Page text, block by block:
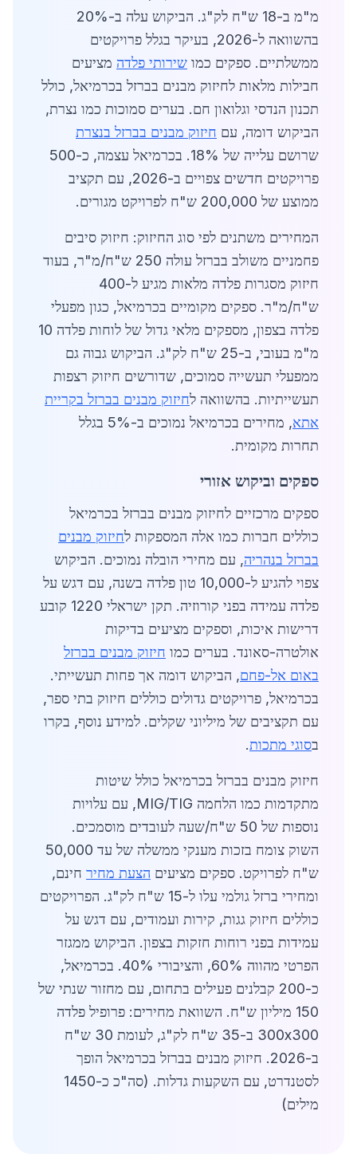
מ"מ ב-18 ש"ח לק"ג. הביקוש עלה ב-20%
בהשוואה ל-2026, בעיקר בגלל פרויקטים
ממשלתיים. ספקים כמו שירותי פלדה מציעים
חבילות מלאות לחיזוק מבנים בברזל בכרמיאל, כולל
תכנון הנדסי וגלואון חם. בערים סמוכות כמו נצרת,
הביקוש דומה, עם חיזוק מבנים בברזל בנצרת
שרושם עלייה של 18%. בכרמיאל עצמה, כ-500
פרויקטים חדשים צפויים ב-2026, עם תקציב
ממוצע של 200,000 ש"ח לפרויקט מגורים.
המחירים משתנים לפי סוג החיזוק: חיזוק סיבים
פחמניים משולב בברזל עולה 250 ש"ח/מ"ר, בעוד
חיזוק מסגרות פלדה מלאות מגיע ל-400
ש"ח/מ"ר. ספקים מקומיים בכרמיאל, כגון מפעלי
פלדה בצפון, מספקים מלאי גדול של לוחות פלדה 10
מ"מ בעובי, ב-25 ש"ח לק"ג. הביקוש גבוה גם
ממפעלי תעשייה סמוכים, שדורשים חיזוק רצפות
תעשייתיות. בהשוואה לחיזוק מבנים בברזל בקריית
אתא
, מחירים בכרמיאל נמוכים ב-5% בגלל
תחרות מקומית.
ספקים וביקוש אזורי
ספקים מרכזיים לחיזוק מבנים בברזל בכרמיאל
כוללים חברות כמו אלה המספקות לחיזוק מבנים
בברזל בנהריה, עם מחירי הובלה נמוכים. הביקוש
צפוי להגיע ל-10,000 טון פלדה בשנה, עם דגש על
פלדה עמידה בפני קורוזיה. תקן ישראלי 1220 קובע
דרישות איכות, וספקים מציעים בדיקות
אולטרה-סאונד. בערים כמו חיזוק מבנים בברזל
באום אל-פחם, הביקוש דומה אך פחות תעשייתי.
בכרמיאל, פרויקטים גדולים כוללים חיזוק בתי ספר,
עם תקציבים של מיליוני שקלים. למידע נוסף, בקרו
בסוגי מתכות.
חיזוק מבנים בברזל בכרמיאל כולל שיטות
מתקדמות כמו הלחמה MIG/TIG, עם עלויות
נוספות של 50 ש"ח/שעה לעובדים מוסמכים.
השוק צומח בזכות מענקי ממשלה של עד 50,000
ש"ח לפרויקט. ספקים מציעים הצעת מחיר חינם,
ומחירי ברזל גולמי עלו ל-15 ש"ח לק"ג. הפרויקטים
כוללים חיזוק גגות, קירות ועמודים, עם דגש על
עמידות בפני רוחות חזקות בצפון. הביקוש ממגזר
הפרטי מהווה 60%, והציבורי 40%. בכרמיאל,
כ-200 קבלנים פעילים בתחום, עם מחזור שנתי של
150 מיליון ש"ח. השוואת מחירים: פרופיל פלדה
300x300 ב-35 ש"ח לק"ג, לעומת 30 ש"ח
ב-2026. חיזוק מבנים בברזל בכרמיאל הופך
לסטנדרט, עם השקעות גדלות. (סה"כ כ-1450
מילים)